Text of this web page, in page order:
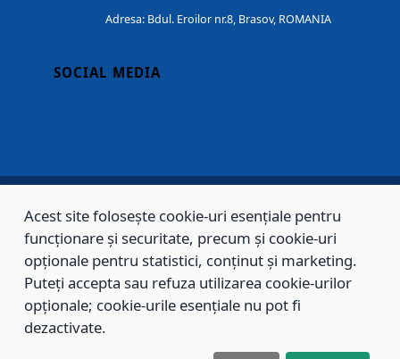
Adresa: Bdul. Eroilor nr.8, Brasov, ROMANIA
SOCIAL MEDIA
Copyright © 2002 - 2026 - PRIMĂRIA MUNICIPIULUI BRAȘOV, toate drepturile
rezervate.
Sitemap Contact
Acest site folosește cookie-uri esențiale pentru
funcționare și securitate, precum și cookie-uri
opționale pentru statistici, conținut și marketing.
Puteți accepta sau refuza utilizarea cookie-urilor
opționale; cookie-urile esențiale nu pot fi
dezactivate.